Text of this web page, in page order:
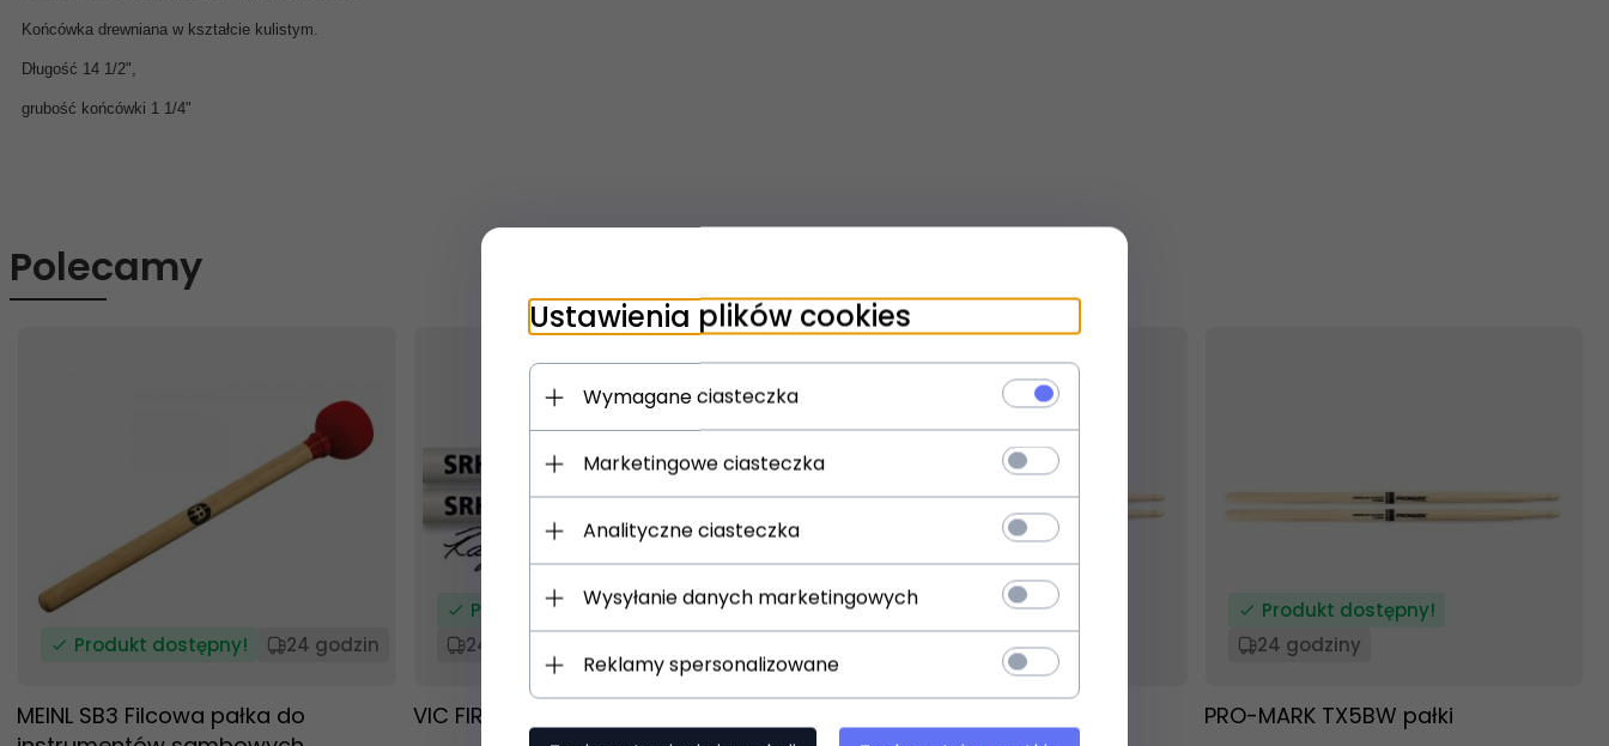
Końcówka drewniana w kształcie kulistym.
Długość 14 1/2",
grubość końcówki 1 1/4"
Polecamy
Produkt dostępny! 24 godzin
MEINL SB3 Filcowa pałka do
Produkt dostępny!
24 godziny
VIC FIRTH SRHN
Produkt dostępny!
Produkt dostępny!
24 godziny
PRO-MARK TX5BW pałki
Ustawienia plików cookies
Wymagane ciasteczka
Marketingowe ciasteczka
Analityczne ciasteczka
Wysyłanie danych marketingowych
Reklamy spersonalizowane